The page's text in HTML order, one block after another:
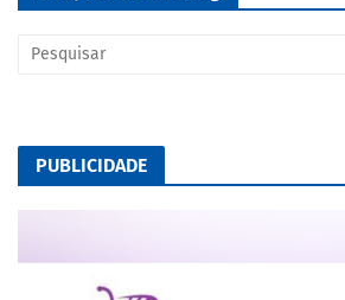
PUBLICIDADE